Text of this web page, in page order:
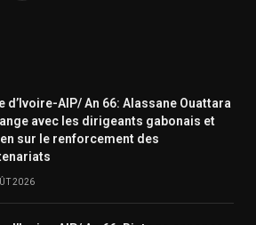
d’Ivoire-AIP/ An 66: Alassane Ouattara
avec les dirigeants gabonais et
sur le renforcement des
2026